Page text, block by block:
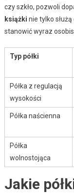
czy szkło, pozwoli
książki nie tylko
stanowić wyraz
Typ półki
Półka z regulacją
wysokości
Półka naścienna
Półka
wolnostojąca
Jakie